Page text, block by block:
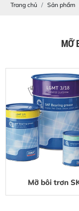
Trang chủ Sản phẩm
MỠ
Mỡ bôi trơn